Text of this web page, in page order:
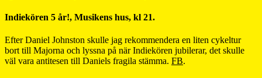
Indiekören 5 år!, Musikens hus, kl 21.
Efter Daniel Johnston skulle jag rekommendera en liten cykeltur
bort till Majorna och lyssna på när Indiekören jubilerar, det skulle
väl vara antitesen till Daniels fragila stämma. FB.